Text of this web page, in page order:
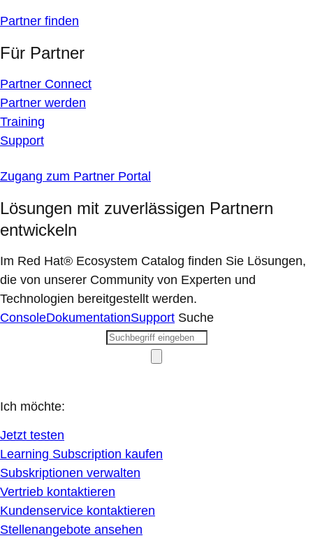
Partner finden
Für Partner
Partner Connect
Partner werden
Training
Support
Zugang zum Partner Portal
Lösungen mit zuverlässigen Partnern
entwickeln
Im Red Hat® Ecosystem Catalog finden Sie Lösungen,
die von unserer Community von Experten und
Technologien bereitgestellt werden.
ConsoleDokumentationSupport Suche
Ich möchte:
Jetzt testen
Learning Subscription kaufen
Subskriptionen verwalten
Vertrieb kontaktieren
Kundenservice kontaktieren
Stellenangebote ansehen